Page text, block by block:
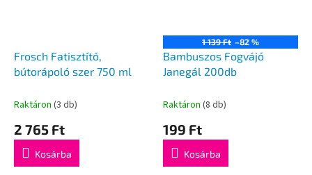
Frosch Fatisztító,
bútorápoló szer 750 ml
Raktáron (3 db)
2 765 Ft
Kosárba
1 139 Ft –82 %
Bambuszos Fogvájó
Janegál 200db
Raktáron (8 db)
199 Ft
Kosárba